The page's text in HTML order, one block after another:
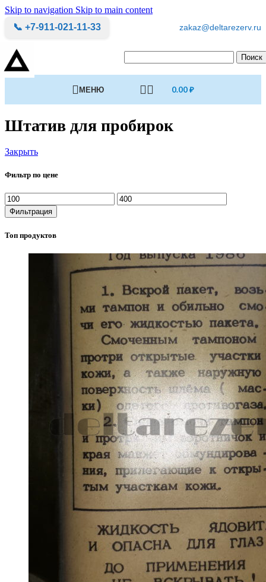
Skip to navigation Skip to main content
📞 +7-911-021-11-33
zakaz@deltarezerv.ru
Поиск
МЕНЮ 0.00₽
Штатив для пробирок
Закрыть
Фильтр по цене
Минимальная
цена
Максимальная
цена
Фильтрация
Топ продуктов